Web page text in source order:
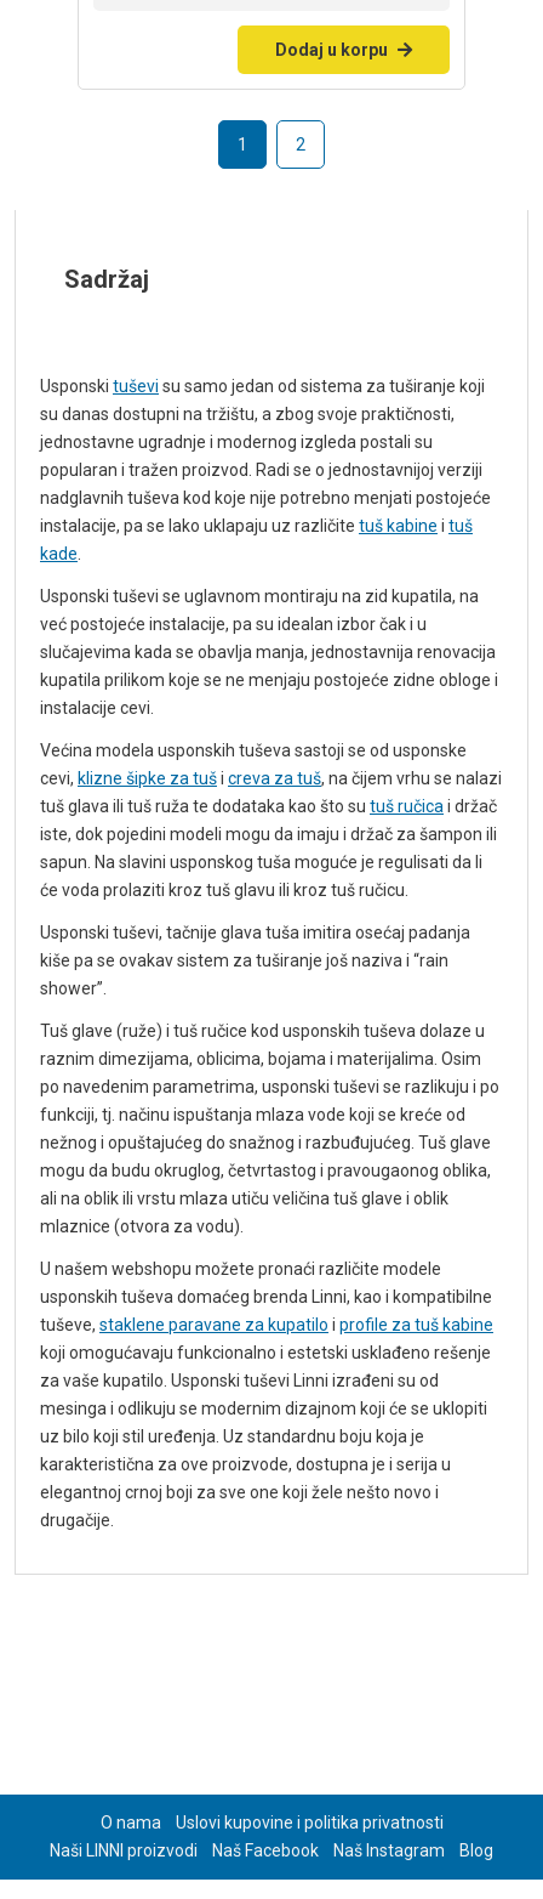
Dodaj u korpu
1 2
Sadržaj
Usponski tuševi su samo jedan od sistema za tuširanje koji
su danas dostupni na tržištu, a zbog svoje praktičnosti,
jednostavne ugradnje i modernog izgleda postali su
popularan i tražen proizvod. Radi se o jednostavnijoj verziji
nadglavnih tuševa kod koje nije potrebno menjati postojeće
instalacije, pa se lako uklapaju uz različite tuš kabine i tuš
kade.
Usponski tuševi se uglavnom montiraju na zid kupatila, na
već postojeće instalacije, pa su idealan izbor čak i u
slučajevima kada se obavlja manja, jednostavnija renovacija
kupatila prilikom koje se ne menjaju postojeće zidne obloge i
instalacije cevi.
Većina modela usponskih tuševa sastoji se od usponske
cevi, klizne šipke za tuši creva za tuš, na čijem vrhu se nalazi
tuš glava ili tuš ruža te dodataka kao što su tuš ručicai držač
iste, dok pojedini modeli mogu da imaju i držač za šampon ili
sapun. Na slavini usponskog tuša moguće je regulisati da li
će voda prolaziti kroz tuš glavu ili kroz tuš ručicu.
Usponski tuševi, tačnije glava tuša imitira osećaj padanja
kiše pa se ovakav sistem za tuširanje još naziva i “rain
shower”.
Tuš glave (ruže) i tuš ručice kod usponskih tuševa dolaze u
raznim dimezijama, oblicima, bojama i materijalima. Osim
po navedenim parametrima, usponski tuševi se razlikuju i po
funkciji, tj. načinu ispuštanja mlaza vode koji se kreće od
nežnog i opuštajućeg do snažnog i razbuđujućeg. Tuš glave
mogu da budu okruglog, četvrtastog i pravougaonog oblika,
ali na oblik ili vrstu mlaza utiču veličina tuš glave i oblik
mlaznice (otvora za vodu).
U našem webshopu možete pronaći različite modele
usponskih tuševa domaćeg brenda Linni, kao i kompatibilne
tuševe, staklene paravane za kupatilo i profile za tuš kabine
koji omogućavaju funkcionalno i estetski usklađeno rešenje
za vaše kupatilo. Usponski tuševi Linni izrađeni su od
mesinga i odlikuju se modernim dizajnom koji će se uklopiti
uz bilo koji stil uređenja. Uz standardnu boju koja je
karakteristična za ove proizvode, dostupna je i serija u
elegantnoj crnoj boji za sve one koji žele nešto novo i
drugačije.
O nama
Uslovi kupovine i politika privatnosti
Naši LINNI proizvodi
Naš Facebook Naš Instagram Blog